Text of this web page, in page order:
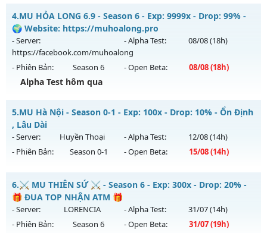
Antihack: BDCAM
MU HỎA LONG - 🌍 Website: https://muhoalong.pro
Mu mới ra tháng 08 2026 - Mở máy chủ
https://facebook.com/muhoalongvào 08h ngày
08/08/2626
Exp: 9999x - Drop: 99%
Kiểu reset: Non Reset
Antihack: XShield
4.MU HỎA LONG 6.9 - Season 6 - Exp: 9999x - Drop: 99% -
🌍 Website: https://muhoalong.pro
- Server:
https://facebook.com/muhoalong
- Alpha Test: 08/08(18h)
- Phiên Bản: Season 6 - Open Beta: 08/08(18h)
Alpha Test hôm qua
MU HỎA LONG 6.9 - 🌍 Website: https://muhoalong.pro
Mu mới ra tháng 08 2026 - Mở máy chủ
https://facebook.com/muhoalongvào 18h ngày
08/08/2626
Kiểu reset: Non Reset
Thể loại: Mu Nguyên bản Webzen
Antihack: XShield
5.MU Hà Nội - Season 0-1 - Exp: 100x - Drop: 10% - Ổn Định
, Lâu Dài
- Server: Huyền Thoại - Alpha Test: 12/08(14h)
- Phiên Bản:
Season 0-1 - Open Beta: 15/08(14h)
MU Hà Nội - Ổn Định , Lâu Dài
Mu mới ra tháng 08 2026 - Mở máy chủ
14h ngày 15/08/2626
Exp: 100x - Drop: 10%
6.⚔️ MU THIÊN SỨ ⚔️ - Season 6 - Exp: 300x - Drop: 20% -
🎁 ĐUA TOP NHẬN ATM 🎁
- Server: LORENCIA - Alpha Test: 31/07(14h)
- Phiên Bản:
Season 6 - Open Beta: 31/07(19h)